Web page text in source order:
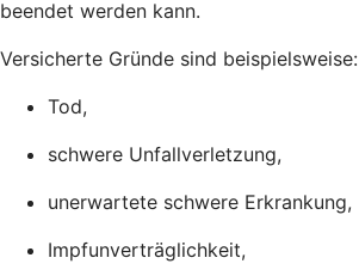
beendet werden kann.
Versicherte Gründe sind beispielsweise:
Tod,
schwere Unfallverletzung,
unerwartete schwere Erkrankung,
Impfunverträglichkeit,